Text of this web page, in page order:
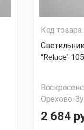
Код
"Reluce"
Орехово-
2 684